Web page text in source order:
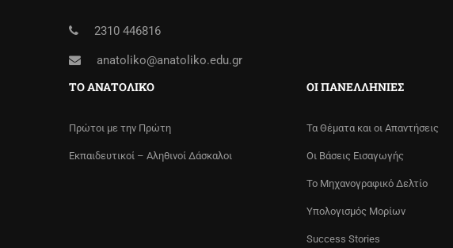
2310 446816
anatoliko@anatoliko.edu.gr
ΤΟ ΑΝΑΤΟΛΙΚΌ
Πρώτοι με την Πρώτη
Εκπαιδευτικοί – Αληθινοί Δάσκαλοι
ΟΙ ΠΑΝΕΛΛΉΝΙΕΣ
Τα Θέματα και οι Απαντήσεις
Οι Βάσεις Εισαγωγής
Το Μηχανογραφικό Δελτίο
Υπολογισμός Μορίων
Success Stories